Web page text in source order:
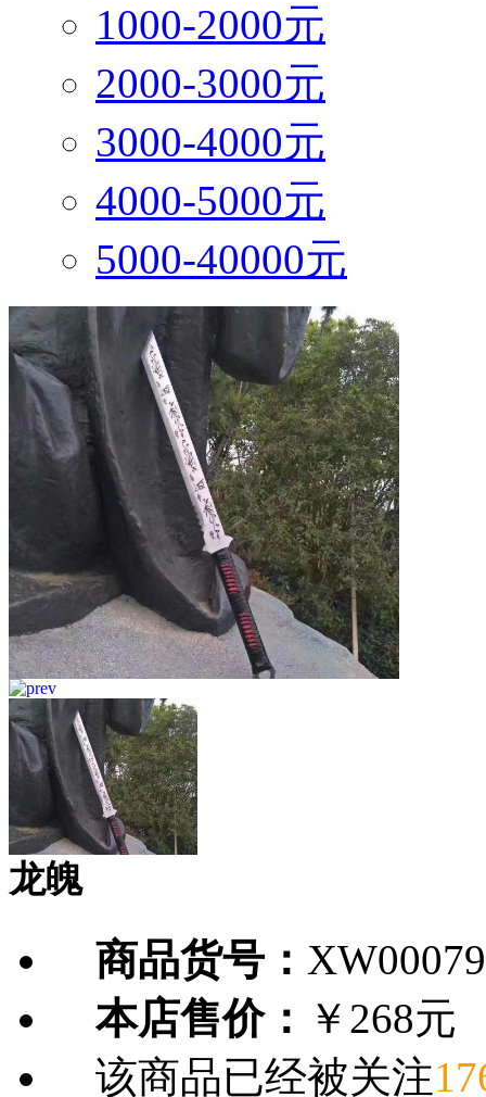
1000-2000元
2000-3000元
3000-4000元
4000-5000元
5000-40000元
龙魄
商品货号：
本店售价： ￥268元
该商品已经被关注